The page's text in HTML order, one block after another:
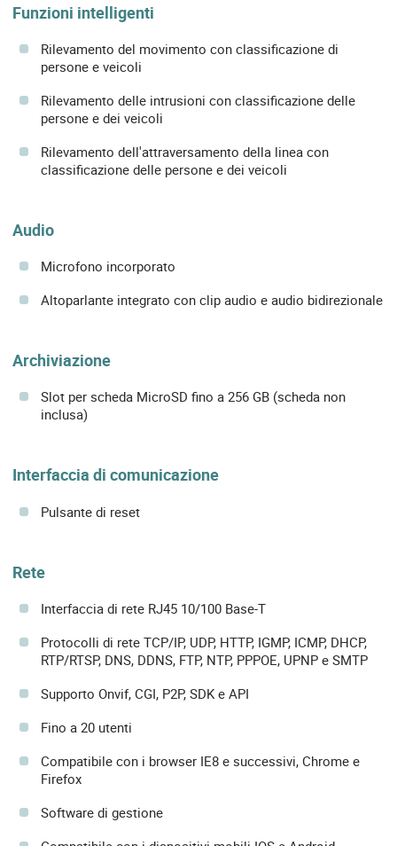
Funzioni intelligenti
Rilevamento del movimento con classificazione di
persone e veicoli
Rilevamento delle intrusioni con classificazione delle
persone e dei veicoli
Rilevamento dell'attraversamento della linea con
classificazione delle persone e dei veicoli
Audio
Microfono incorporato
Altoparlante integrato con clip audio e audio bidirezionale
Archiviazione
Slot per scheda MicroSD fino a 256 GB (scheda non
inclusa)
Interfaccia di comunicazione
Pulsante di reset
Rete
Interfaccia di rete RJ45 10/100 Base-T
Protocolli di rete TCP/IP, UDP, HTTP, IGMP, ICMP, DHCP,
RTP/RTSP, DNS, DDNS, FTP, NTP, PPPOE, UPNP e SMTP
Supporto Onvif, CGI, P2P, SDK e API
Fino a 20 utenti
Compatibile con i browser IE8 e successivi, Chrome e
Firefox
Software di gestione